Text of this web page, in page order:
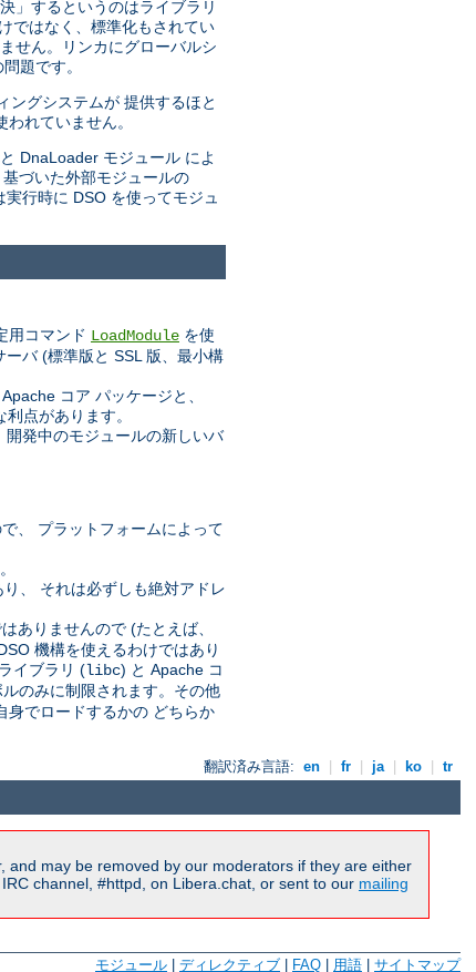
」するというのはライブラリ
ではなく、標準化もされてい
せん。リンカにグローバルシ
題です。
ングシステムが 提供するほと
れていません。
DnaLoader モジュール によ
づいた外部モジュールの
行時に DSO を使ってモジュ
用コマンド LoadModule を使
バ (標準版と SSL 版、最小構
コア パッケージと、
点があります。
発中のモジュールの新しいバ
、 プラットフォームによって
、 それは必ずしも絶対アドレ
ありませんので (たとえば、
機構を使えるわけではあり
イブラリ (libc) と Apache コ
のみに制限されます。その他
身でロードするかの どちらか
翻訳済み言語: en fr ja ko tr
may be removed by our moderators if they are either
channel, #httpd, on Libera.chat, or sent to our mailing
モジュール | ディレクティブ | FAQ | 用語 | サイトマップ